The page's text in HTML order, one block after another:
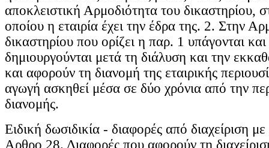
αποκλειστική Αρμοδιότητα του δικαστηρίου,
οποίου η εταιρία έχει την έδρα της. 2. Στην
δικαστηρίου που ορίζει η παρ. 1 υπάγονται
δημιουργούνται μετά τη διάλυση και την
και αφορούν τη διανομή της εταιρικής
αγωγή ασκηθεί μέσα σε δύο χρόνια από την
διανομής.
Ειδική δωσιδικία - διαφορές από διαχείριση
Αρθρο 28. Διαφορές που αφορούν τη